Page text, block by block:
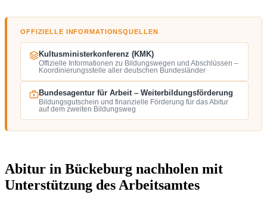
OFFIZIELLE INFORMATIONSQUELLEN
Kultusministerkonferenz (KMK)
Offizielle Informationen zu Bildungswegen und Abschlüssen –
Koordinierungsstelle aller deutschen Bundesländer
Bundesagentur für Arbeit – Weiterbildungsförderung
Bildungsgutschein und finanzielle Förderung für das Abitur
auf dem zweiten Bildungsweg
Abitur in Bückeburg nachholen mit
Unterstützung des Arbeitsamtes